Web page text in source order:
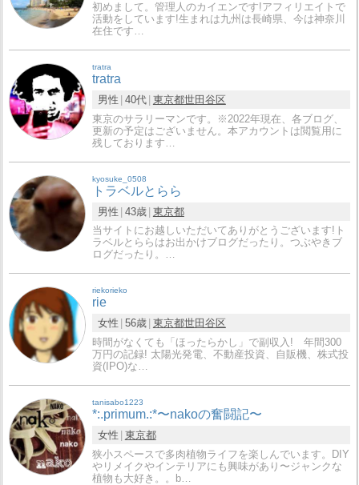
初めまして。管理人のカイエンです!アフィリエイトで
活動をしています!生まれは九州は長崎県、今は神奈川
在住です…
tratra
tratra
男性 40代 東京都世田谷区
東京のサラリーマンです。※2022年現在、各ブログ、
更新の予定はございません。本アカウントは閲覧用に
残しております…
kyosuke_0508
トラベルとらら
男性 43歳 東京都
当サイトにお越しいただいてありがとうございます!ト
ラベルとららはお出かけブログだったり。つぶやきブ
ログだったり。…
riekorieko
rie
女性 56歳 東京都世田谷区
時間がなくても「ほったらかし」で副収入! 年間300
万円の記録! 太陽光発電、不動産投資、自販機、株式投
資(IPO)な…
tanisabo1223
*:.primum.:*〜nakoの奮闘記〜
女性 東京都
狭小スペースで多肉植物ライフを楽しんでいます。DIY
やリメイクやインテリアにも興味があり〜ジャンクな
植物も大好き。。b…